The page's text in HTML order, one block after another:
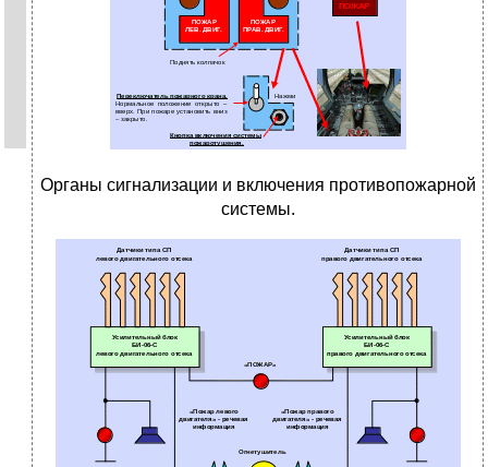
Органы сигнализации и включения противопожарной
системы.